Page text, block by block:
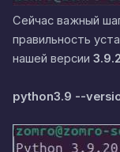
Сейчас важный
правильность
нашей версии
python3.9 --